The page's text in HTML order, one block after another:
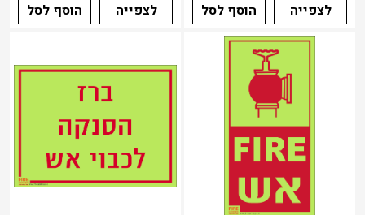
לצפייה
הוסף לסל
לצפייה
הוסף לסל